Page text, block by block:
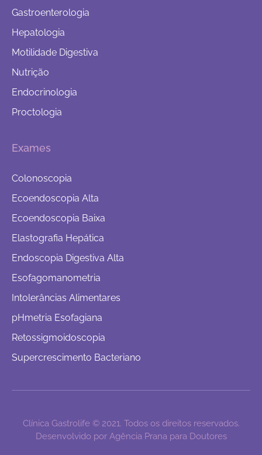
Gastroenterologia
Hepatologia
Motilidade Digestiva
Nutrição
Endocrinologia
Proctologia
Exames
Colonoscopia
Ecoendoscopia Alta
Ecoendoscopia Baixa
Elastografia Hepática
Endoscopia Digestiva Alta
Esofagomanometria
Intolerâncias Alimentares
pHmetria Esofagiana
Retossigmoidoscopia
Supercrescimento Bacteriano
Clínica Gastrolife © 2021. Todos os direitos reservados.
Desenvolvido por Agência Prana para Doutores